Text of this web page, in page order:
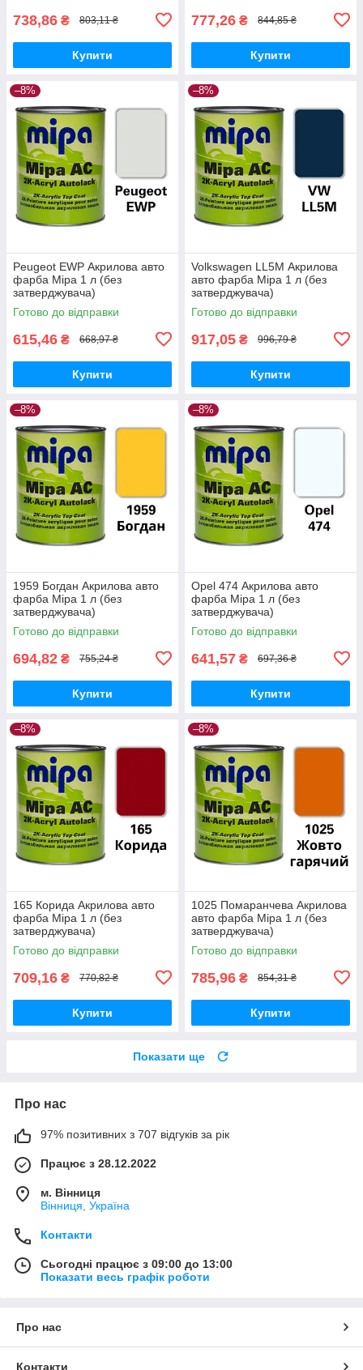
738,86 ₴ 803,11 ₴
Купити
777,26 ₴ 844,85 ₴
Купити
–8%
Peugeot EWP Акрилова авто
фарба Mipa 1 л (без
затверджувача)
Готово до відправки
615,46 ₴ 668,97 ₴
Купити
–8%
Volkswagen LL5M Акрилова
авто фарба Mipa 1 л (без
затверджувача)
Готово до відправки
917,05 ₴ 996,79 ₴
Купити
–8%
1959 Богдан Акрилова авто
фарба Mipa 1 л (без
затверджувача)
Готово до відправки
694,82 ₴ 755,24 ₴
Купити
–8%
Opel 474 Акрилова авто
фарба Mipa 1 л (без
затверджувача)
Готово до відправки
641,57 ₴ 697,36 ₴
Купити
–8%
165 Корида Акрилова авто
фарба Mipa 1 л (без
затверджувача)
Готово до відправки
709,16 ₴ 770,82 ₴
Купити
–8%
1025 Помаранчева Акрилова
авто фарба Mipa 1 л (без
затверджувача)
Готово до відправки
785,96 ₴ 854,31 ₴
Купити
Показати ще
Про нас
97% позитивних з 707 відгуків за рік
Працює з 28.12.2022
м. Вінниця
Вінниця, Україна
Контакти
Сьогодні працює з 09:00 до 13:00
Показати весь графік роботи
Про нас
Контакти